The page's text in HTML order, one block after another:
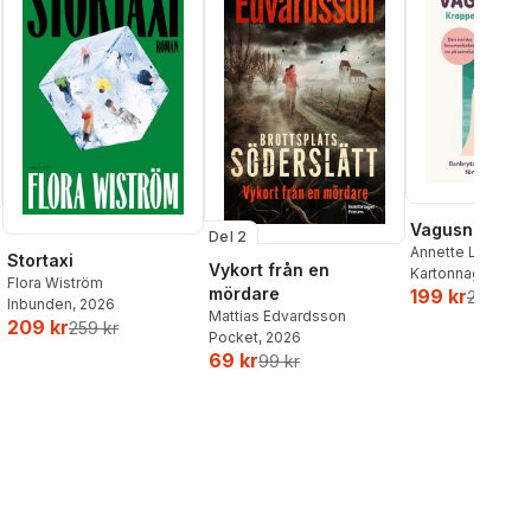
Stortaxi
Flora Wiström
Inbunden, 2026
209 kr259 kr
Del 2
Vykort från en
mördare
Mattias Edvardsson
Pocket, 2026
69 kr99 kr
Vagusnerven
Annette Løno
Kartonnage
199 kr259 kr